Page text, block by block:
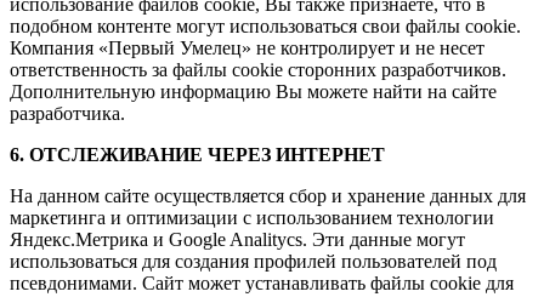
использование файлов cookie, Вы также признаете, что в
подобном контенте могут использоваться свои файлы cookie.
Компания «Первый Умелец» не контролирует и не несет
ответственность за файлы cookie сторонних разработчиков.
Дополнительную информацию Вы можете найти на сайте
разработчика.
6. ОТСЛЕЖИВАНИЕ ЧЕРЕЗ ИНТЕРНЕТ
На данном сайте осуществляется сбор и хранение данных для
маркетинга и оптимизации с использованием технологии
Яндекс.Метрика и Google Analitycs. Эти данные могут
использоваться для создания профилей пользователей под
псевдонимами. Сайт может устанавливать файлы cookie для